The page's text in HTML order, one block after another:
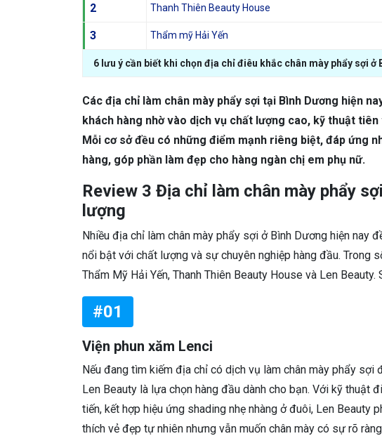
2 Thanh Thiên Beauty House
3 Thẩm mỹ Hải Yến
6 lưu ý cần biết khi chọn địa chỉ điêu khắc chân mày phẩy sợi ở
Các địa chỉ làm chân mày phẩy sợi tại Bình Dương hiện
khách hàng nhờ vào dịch vụ chất lượng cao, kỹ thuật
Mỗi cơ sở đều có những điểm mạnh riêng biệt, đáp ứng
hàng, góp phần làm đẹp cho hàng ngàn chị em phụ nữ.
Review 3 Địa chỉ làm chân mày phẩy
lượng
Nhiều địa chỉ làm chân mày phẩy sợi ở Bình Dương hiện nay
nổi bật với chất lượng và sự chuyên nghiệp hàng đầu. Trong
Thẩm Mỹ Hải Yến, Thanh Thiên Beauty House và Len
#01
Viện phun xăm Lenci
Nếu đang tìm kiếm địa chỉ có dịch vụ làm chân mày phẩy sợi
Len Beauty là lựa chọn hàng đầu dành cho bạn. Với kỹ thuật
tiến, kết hợp hiệu ứng shading nhẹ nhàng ở đuôi, Len Beauty
thích vẻ đẹp tự nhiên nhưng vẫn muốn chân mày có sự rõ